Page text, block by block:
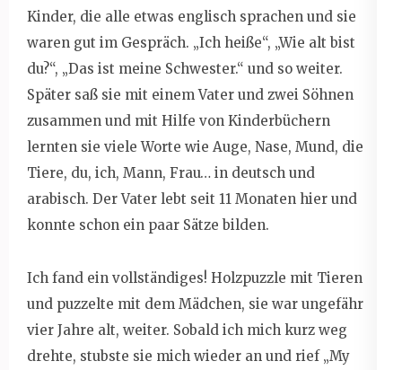
Kinder, die alle etwas englisch sprachen und sie
waren gut im Gespräch. „Ich heiße“, „Wie alt bist
du?“, „Das ist meine Schwester.“ und so weiter.
Später saß sie mit einem Vater und zwei Söhnen
zusammen und mit Hilfe von Kinderbüchern
lernten sie viele Worte wie Auge, Nase, Mund, die
Tiere, du, ich, Mann, Frau… in deutsch und
arabisch. Der Vater lebt seit 11 Monaten hier und
konnte schon ein paar Sätze bilden.
Ich fand ein vollständiges! Holzpuzzle mit Tieren
und puzzelte mit dem Mädchen, sie war ungefähr
vier Jahre alt, weiter. Sobald ich mich kurz weg
drehte, stubste sie mich wieder an und rief „My